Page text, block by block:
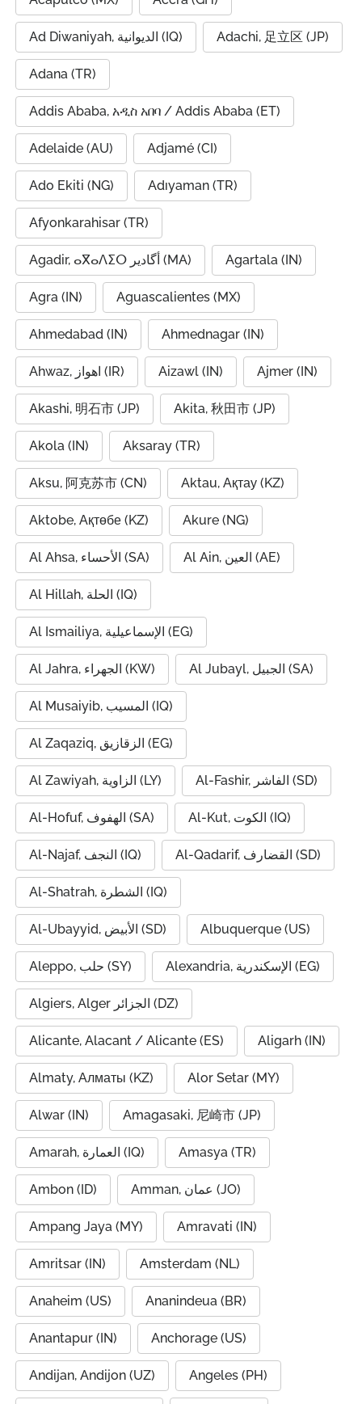
Ad Diwaniyah, الديوانية (IQ) Adachi, 足立区 (JP)
Adana (TR)
Addis Ababa, አዲስ አበባ / Addis Ababa (ET)
Adelaide (AU) Adjamé (CI)
Ado Ekiti (NG) Adıyaman (TR)
Afyonkarahisar (TR)
Agadir, ⴰⴳⴰⴷⵉⵔ أگادیر (MA) Agartala (IN)
Agra (IN) Aguascalientes (MX)
Ahmedabad (IN) Ahmednagar (IN)
Ahwaz, اهواز (IR) Aizawl (IN) Ajmer (IN)
Akashi, 明石市 (JP) Akita, 秋田市 (JP)
Akola (IN) Aksaray (TR)
Aksu, 阿克苏市 (CN) Aktau, Ақтау (KZ)
Aktobe, Ақтөбе (KZ) Akure (NG)
Al Ahsa, الأحساء (SA) Al Ain, العين (AE)
Al Hillah, الحلة (IQ)
Al Ismailiya, الإسماعيلية (EG)
Al Jahra, الجهراء (KW) Al Jubayl, الجبيل (SA)
Al Musaiyib, المسيب (IQ)
Al Zaqaziq, الزقازيق (EG)
Al Zawiyah, الزاوية (LY) Al-Fashir, الفاشر (SD)
Al-Hofuf, الهفوف (SA) Al-Kut, الكوت (IQ)
Al-Najaf, النجف (IQ) Al-Qadarif, القضارف (SD)
Al-Shatrah, الشطرة (IQ)
Al-Ubayyid, الأبيض (SD) Albuquerque (US)
Aleppo, حلب (SY) Alexandria, الإسكندرية (EG)
Algiers, Alger الجزائر (DZ)
Alicante, Alacant / Alicante (ES) Aligarh (IN)
Almaty, Алматы (KZ) Alor Setar (MY)
Alwar (IN) Amagasaki, 尼崎市 (JP)
Amarah, العمارة (IQ) Amasya (TR)
Ambon (ID) Amman, عمان (JO)
Ampang Jaya (MY) Amravati (IN)
Amritsar (IN) Amsterdam (NL)
Anaheim (US) Ananindeua (BR)
Anantapur (IN) Anchorage (US)
Andijan, Andijon (UZ) Angeles (PH)